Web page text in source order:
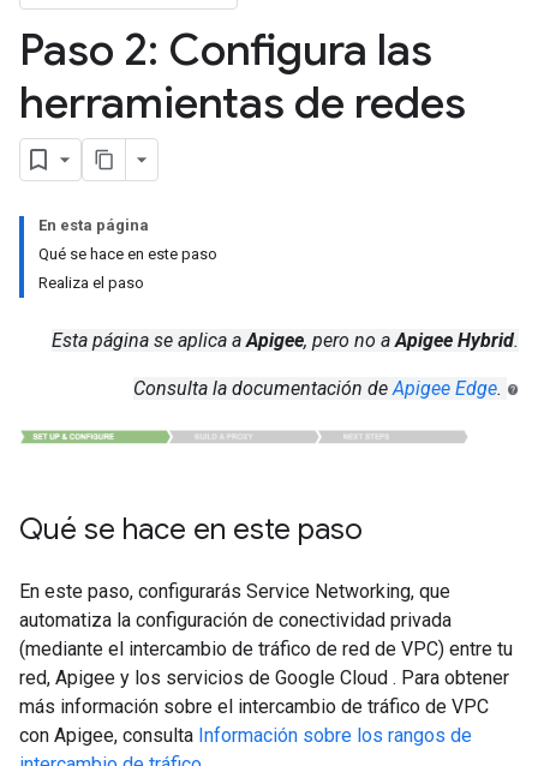
Paso 2: Configura las
herramientas de redes
En esta página
Qué se hace en este paso
Realiza el paso
Esta página se aplica aApigee, pero no aApigee Hybrid.
Consulta la documentación deApigee Edge.
Qué se hace en este paso
En este paso, configurarás Service Networking, que
automatiza la configuración de conectividad privada
(mediante el intercambio de tráfico de red de VPC) entre tu
red, Apigee y los servicios de Google Cloud . Para obtener
más información sobre el intercambio de tráfico de VPC
con Apigee, consulta Información sobre los rangos de